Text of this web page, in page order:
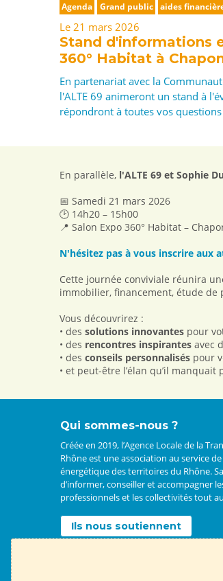
Agenda Grand public aides
Le 21 mars 2026
Stand d'informations
360° Habitat à
En partenariat avec la
l'ALTE 69 animeront un stand à
répondront à toutes vos
En parallèle, l'ALTE 69 et Sophie
📅 Samedi 21 mars 2026
🕑 14h20 – 15h00
📍 Salon Expo 360° Habitat –
N'hésitez pas à vous inscrire aux
Cette journée conviviale réunira
immobilier, financement, étude
Vous découvrirez :
• des solutions innovantes pour
• des rencontres inspirantes avec
• des conseils personnalisés pour
• et peut-être l’élan qu’il
Qui sommes-nous ?
Créée en 2019, l’Agence Locale de la
Rhône est une association au service
énergétique des territoires du Rhône.
d’informer, conseiller et accompagner
professionnels et les collectivités tout
Ils nous soutiennent